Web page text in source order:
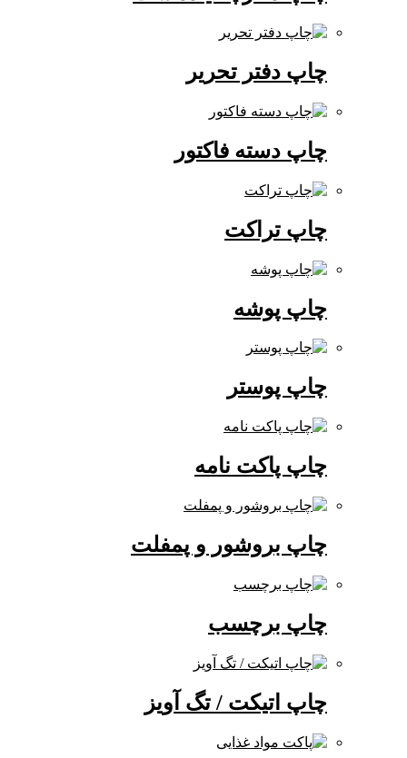
چاپ دفتر تحریر
چاپ دسته فاکتور
چاپ تراکت
چاپ پوشه
چاپ پوستر
چاپ پاکت نامه
چاپ بروشور و پمفلت
چاپ برچسب
چاپ اتیکت / تگ آویز